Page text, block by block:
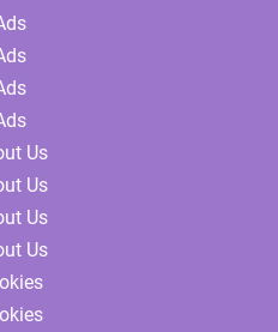
Us
Us
Us
Us